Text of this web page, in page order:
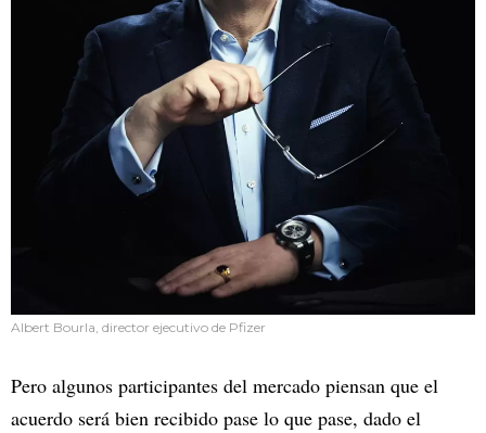
Albert Bourla, director ejecutivo de Pfizer
Pero algunos participantes del mercado piensan que el
acuerdo será bien recibido pase lo que pase, dado el